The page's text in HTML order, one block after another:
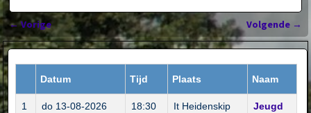
Bericht navigatie
←Vorige Volgende →
Datum Tijd Plaats Naam
1 do 13-08-2026 18:30 It Heidenskip Jeugd